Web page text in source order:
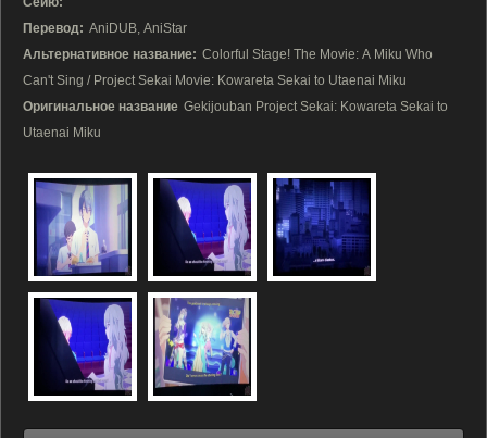
Перевод: AniDUB, AniStar
Альтернативное название: Colorful Stage! The Movie: A Miku Who
Can't Sing / Project Sekai Movie: Kowareta Sekai to Utaenai Miku
Оригинальное название Gekijouban Project Sekai: Kowareta Sekai to
Utaenai Miku